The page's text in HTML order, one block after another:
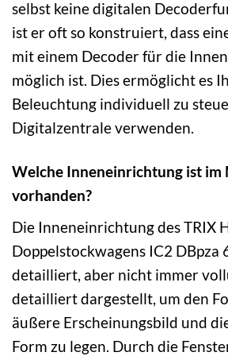
selbst keine digitalen
ist er oft so konstruiert, dass
mit einem Decoder für die
möglich ist. Dies ermöglicht es
Beleuchtung individuell zu
Digitalzentrale verwenden.
Welche Inneneinrichtung ist im
vorhanden?
Die Inneneinrichtung des TRIX
Doppelstockwagens IC2 DBpza
detailliert, aber nicht immer
detailliert dargestellt, um den
äußere Erscheinungsbild und
Form zu legen. Durch die